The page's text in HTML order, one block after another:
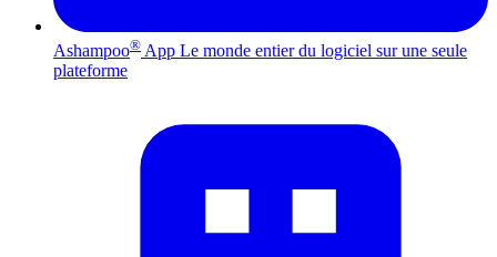
Ashampoo® App Le monde entier du logiciel sur une seule
plateforme